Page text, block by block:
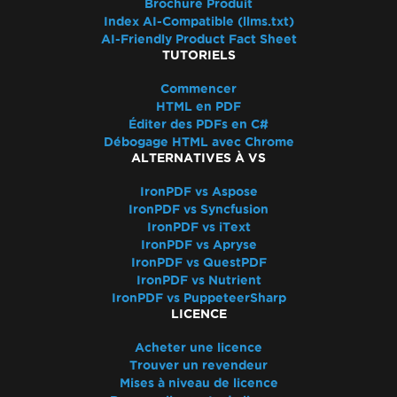
Dépannage rapide d'IronPDF
Assistance à la performance IronPDF
Fichiers de log Azure
Retard de rendu et Timeout
Fichiers de sortie volumineux utilisant
ImageToPDF
Fuite de mémoire dans IronPDF
Convertir PDF en Base64
IronPDF - Sécurité CVE
Déclaration 'using' IronPDF
IronPDF - les hyperliens _blank dans un
PDF s'ouvrent dans le même onglet du
IronPdf.Slim
IronPdf.Linux
Brochure Produit
Index AI-Compatible (llms.txt)
AI-Friendly Product Fact Sheet
TUTORIELS
Commencer
HTML en PDF
Éditer des PDFs en C#
Débogage HTML avec Chrome
ALTERNATIVES À VS
IronPDF vs Aspose
IronPDF vs Syncfusion
IronPDF vs iText
IronPDF vs Apryse
IronPDF vs QuestPDF
IronPDF vs Nutrient
IronPDF vs PuppeteerSharp
LICENCE
Acheter une licence
Trouver un revendeur
Mises à niveau de licence